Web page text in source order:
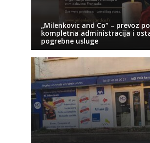
„Milenkovic and Co“ – prevoz
kompletna administracija i
pogrebne usluge